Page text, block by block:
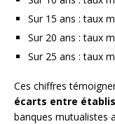
Sur 15 ans : taux
Sur 20 ans : taux
Sur 25 ans : taux
Ces chiffres
écarts entre
banques mutualistes